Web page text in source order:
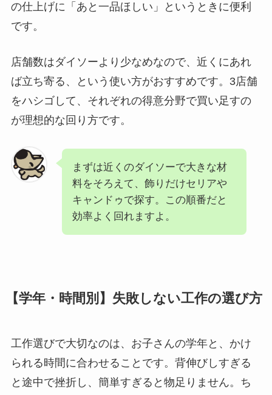
の仕上げに「あと一品ほしい」というときに便利
です。
店舗数はダイソーより少なめなので、近くにあれ
ば立ち寄る、という使い方がおすすめです。3店舗
をハシゴして、それぞれの得意分野で買い足すの
が理想的な回り方です。
まずは近くのダイソーで大きな材
料をそろえて、飾りだけセリアや
キャンドゥで探す。この順番だと
効率よく回れますよ。
【学年・時間別】失敗しない工作の選び方
工作選びで大切なのは、お子さんの学年と、かけ
られる時間に合わせることです。背伸びしすぎる
と途中で挫折し、簡単すぎると物足りません。ち